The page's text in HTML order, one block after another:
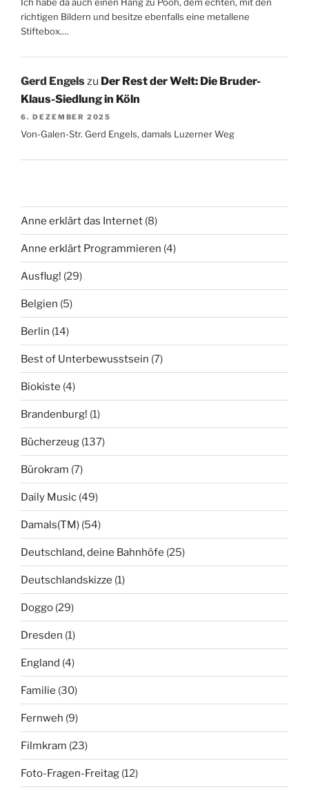
richtigen Bildern und besitze ebenfalls eine metallene
Stiftebox.…
Gerd Engelszu Der Rest der Welt: Die Bruder-
Klaus-Siedlung in Köln
6. DEZEMBER 2025
Von-Galen-Str. Gerd Engels, damals Luzerner Weg
Anne erklärt das Internet (8)
Anne erklärt Programmieren (4)
Ausflug! (29)
Belgien (5)
Berlin (14)
Best of Unterbewusstsein (7)
Biokiste (4)
Brandenburg! (1)
Bücherzeug (137)
Bürokram (7)
Daily Music (49)
Damals(TM) (54)
Deutschland, deine Bahnhöfe (25)
Deutschlandskizze (1)
Doggo (29)
Dresden (1)
England (4)
Familie (30)
Fernweh (9)
Filmkram (23)
Foto-Fragen-Freitag (12)